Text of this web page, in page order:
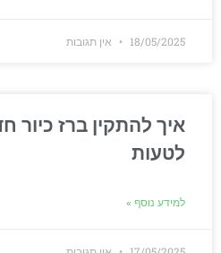
18/05/2025 אין תגובות
איך להתקין ברז כיור
לטעות
למידע נוסף »